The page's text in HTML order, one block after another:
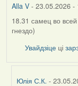
Alla V- 23.05.2026 -
18.31 самец во
гнездо)
Увайдзіце ці
Юлія С.К. -